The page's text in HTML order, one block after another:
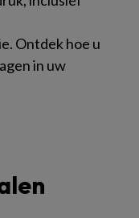
Ontdek hoe u
in uw